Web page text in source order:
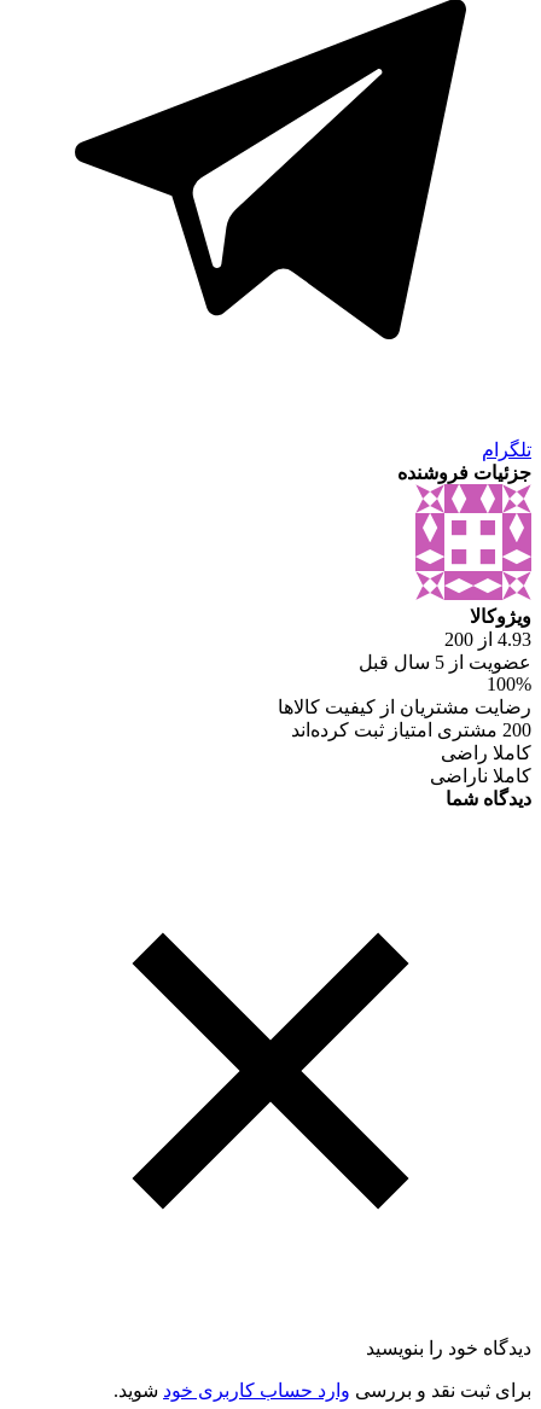
تلگرام
جزئیات فروشنده
ویژوکالا
4.93 از 200
عضویت از 5 سال قبل
100%
رضایت مشتریان از کیفیت کالاها
200 مشتری امتیاز ثبت کرده‌اند
کاملا راضی
کاملا ناراضی
دیدگاه شما
دیدگاه خود را بنویسید
برای ثبت نقد و بررسی وارد حساب کاربری خود شوید.